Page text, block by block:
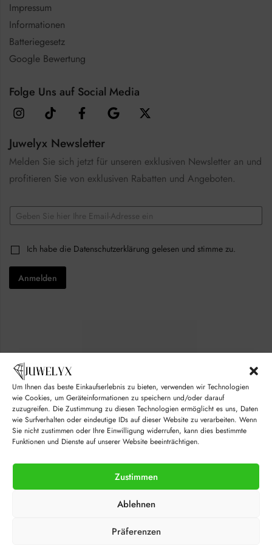
Um Ihnen das beste Einkaufserlebnis zu bieten, verwenden wir Technologien
wie Cookies, um Geräteinformationen zu speichern und/oder darauf
zuzugreifen. Die Zustimmung zu diesen Technologien ermöglicht es uns, Daten
wie Surfverhalten oder eindeutige IDs auf dieser Website zu verarbeiten. Wenn
Sie nicht zustimmen oder Ihre Einwilligung widerrufen, kann dies bestimmte
Funktionen und Dienste auf unserer Website beeinträchtigen.
Zustimmen
Ablehnen
Präferenzen
Impressum
Informationen
Batteriegesetz
Google Bewertung
Folge Uns auf Social Media
Juwelyx Newsletter
Melden Sie sich jetzt für unseren exklusiven Newsletter an und
profitieren Sie von exklusiven Rabatten und Angeboten.
e
k
b
o
e
E
m
lC
h
e
k
*
Ich habe die Datenschutzerklärung gelesen und stimme zu.
Anmelden
© juwelyx.com
by„Moisha“und„David“